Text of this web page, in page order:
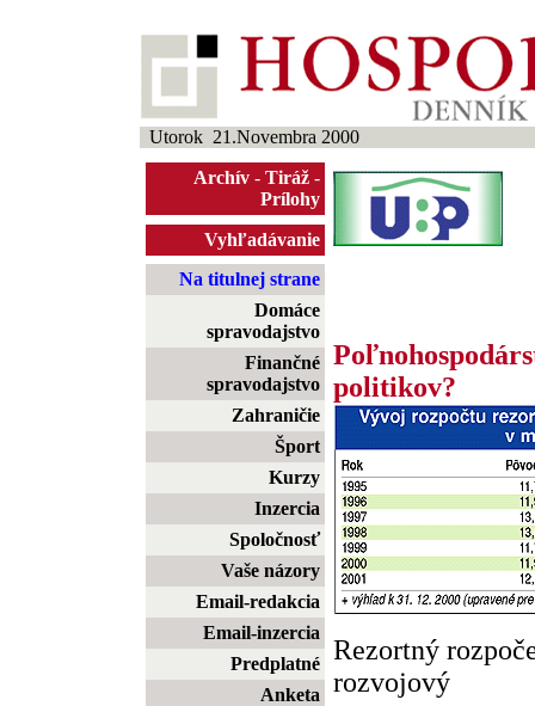
Utorok 21.Novembra 2000
Archív - Tiráž -
Prílohy
Vyhľadávanie
Na titulnej strane
Domáce
spravodajstvo
Finančné
spravodajstvo
Zahraničie
Šport
Kurzy
Inzercia
Spoločnosť
Vaše názory
Email-redakcia
Email-inzercia
Predplatné
Anketa
politikov?
Rezortný
rozvojový